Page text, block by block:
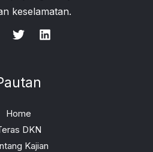
keselamatan.
Home
DKN
Kajian